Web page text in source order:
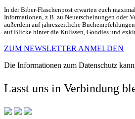
In der Biber-Flaschenpost erwarten euch
Informationen, z.B. zu Neuerscheinungen oder
außerdem auf jahreszeitliche
auf Blicke hinter die Kulissen, Goodies und
ZUM NEWSLETTER ANMELDEN
Die Informationen zum Datenschutz
Lasst uns in Verbindung